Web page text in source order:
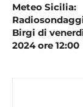
Meteo Sicilia:
Birgi di
2024 ore 12:00